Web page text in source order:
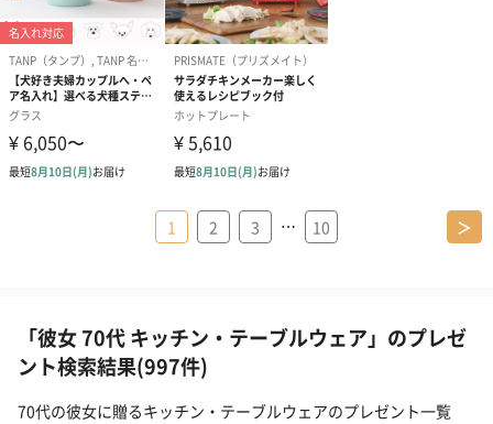
1 2 3 … 10 ＞
「彼女 70代 キッチン・テーブルウェア」のプレゼ
ント検索結果(997件)
70代の彼女に贈るキッチン・テーブルウェアのプレゼント一覧